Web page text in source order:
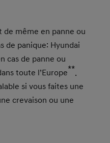
même en panne ou
de panique: Hyundai
cas de panne ou
toute l’Europe**.
si vous faites une
crevaison ou une